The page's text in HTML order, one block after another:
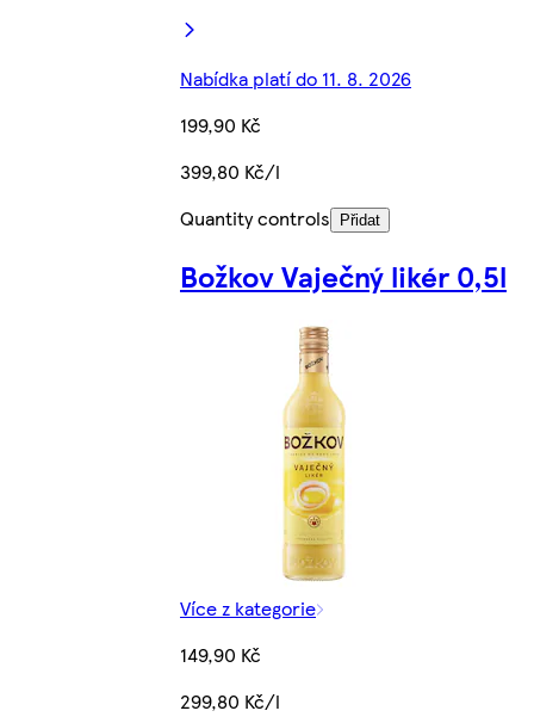
Nabídka platí do 11. 8. 2026
199,90 Kč
399,80 Kč/l
Quantity controls
Přidat
Božkov Vaječný likér 0,5l
Více z kategorie
149,90 Kč
299,80 Kč/l